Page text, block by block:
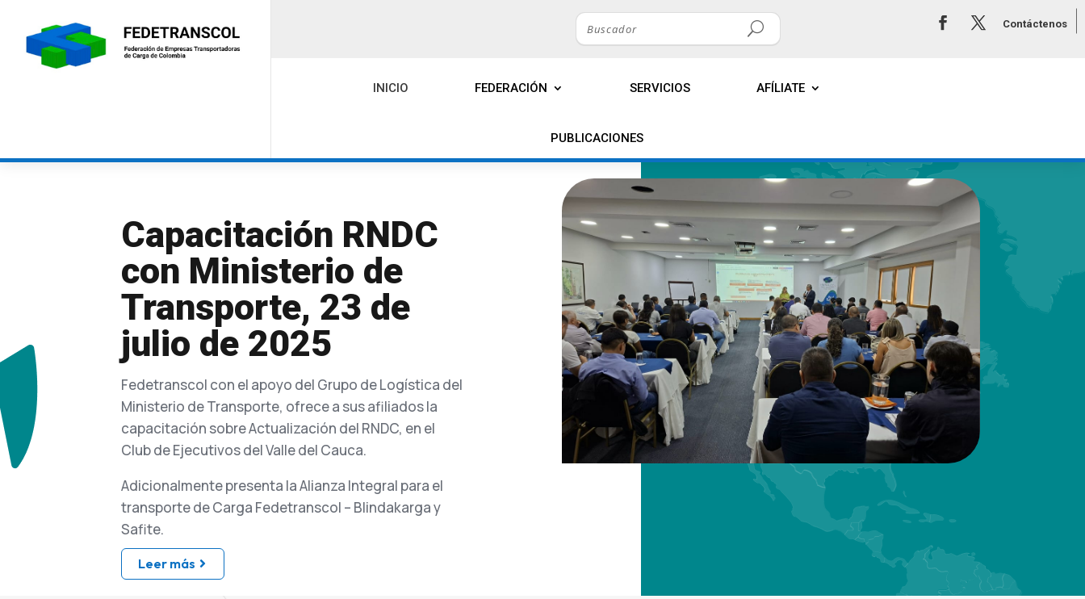
Contáctenos
INICIO FEDERACIÓN SERVICIOS AFÍLIATE
PUBLICACIONES
Capacitación RNDC
con Ministerio de
Transporte, 23 de
julio de 2025
Fedetranscol con el apoyo del Grupo de Logística del
Ministerio de Transporte, ofrece a sus afiliados la
capacitación sobre Actualización del RNDC, en el
Club de Ejecutivos del Valle del Cauca.
Adicionalmente presenta la Alianza Integral para el
transporte de Carga Fedetranscol – Blindakarga y
Safite.
Leer más